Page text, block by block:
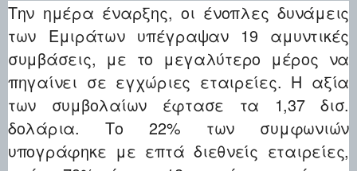
Την ημέρα έναρξης, οι ένοπλες δυνάμεις
των Εμιράτων υπέγραψαν 19 αμυντικές
συμβάσεις, με το μεγαλύτερο μέρος να
πηγαίνει σε εγχώριες εταιρείες. Η αξία
των συμβολαίων έφτασε τα 1,37 δισ.
δολάρια. Το 22% των συμφωνιών
υπογράφηκε με επτά διεθνείς εταιρείες,